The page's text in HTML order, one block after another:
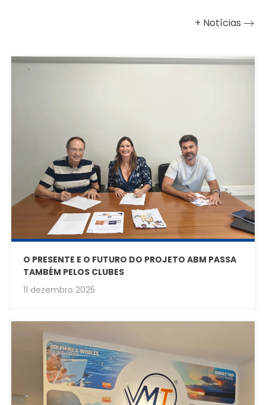
+ Notícias
O PRESENTE E O FUTURO DO PROJETO ABM PASSA
TAMBÉM PELOS CLUBES
11 dezembro 2025